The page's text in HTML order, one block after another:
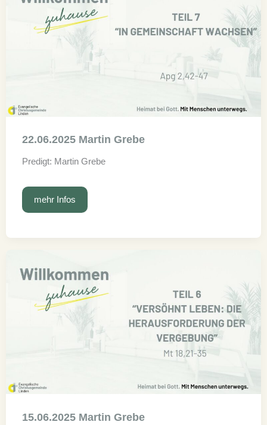
22.06.2025 Martin Grebe
Predigt: Martin Grebe
22.06.2025
Grebe
mehr Infos
15.06.2025 Martin Grebe